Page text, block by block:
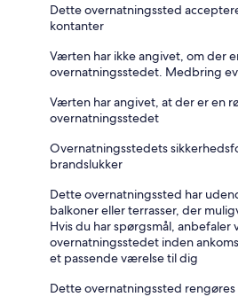
Dette overnatningssted
kontanter
Værten har ikke angivet, om der
overnatningsstedet. Medbring
Værten har angivet, at der er en
overnatningsstedet
Overnatningsstedets
brandslukker
Dette overnatningssted har
balkoner eller terrasser, der
Hvis du har spørgsmål, anbefaler
overnatningsstedet inden
et passende værelse til dig
Dette overnatningssted